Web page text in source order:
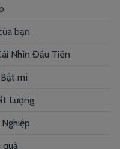
bạn
Nhìn Đầu Tiên
mí
Lượng
quả